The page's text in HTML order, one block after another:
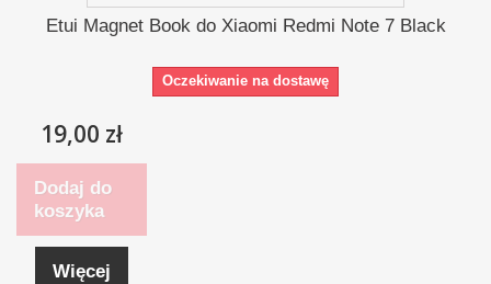
Etui Magnet Book do Xiaomi Redmi Note 7 Black
Oczekiwanie na dostawę
19,00 zł
Dodaj do
koszyka
Więcej